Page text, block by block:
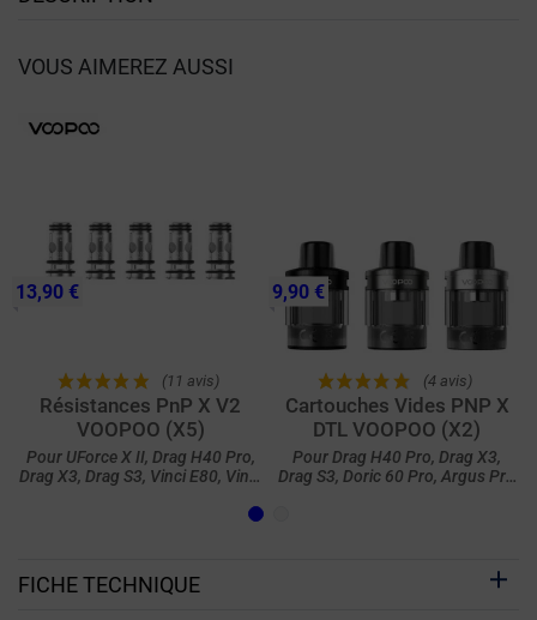
VOUS AIMEREZ AUSSI
(11 avis)
Résistances PnP X V2
VOOPOO (X5)
Pour UForce X II, Drag H40 Pro,
Drag X3, Drag S3, Vinci E80, Vinci
Pro, UForce X, Argus E40, Argus
13,90 €
(4 avis)
Cartouches Vides PNP X
DTL VOOPOO (X2)
Pour Drag H40 Pro, Drag X3,
Drag S3, Doric 60 Pro, Argus Pro
9,90 €
FICHE TECHNIQUE